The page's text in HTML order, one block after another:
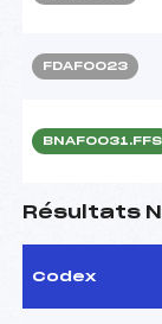
FDAF0023
BNAF0031.FFS
Résultats
Codex